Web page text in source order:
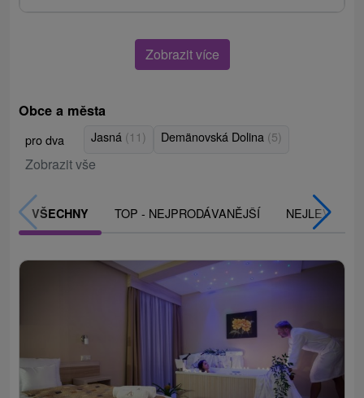
Zobrazit více
Obce a města
pro dva Jasná (11) Demänovská Dolina (5)
Zobrazit vše
VŠECHNY TOP - NEJPRODÁVANĚJŠÍ NEJLEVNĚJŠÍ